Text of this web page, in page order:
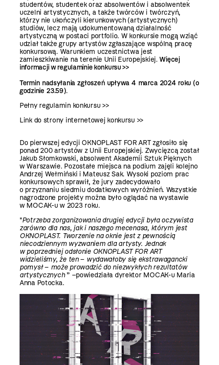
studentów, studentek oraz absolwentów i absolwentek
uczelni artystycznych, a także twórców i twórczyń,
którzy nie ukończyli kierunkowych (artystycznych)
studiów, lecz mają udokumentowaną działalność
artystyczną w postaci portfolio. W konkursie mogą wziąć
udział także grupy artystów zgłaszające wspólną pracę
konkursową. Warunkiem uczestnictwa jest
zamieszkiwanie na terenie Unii Europejskiej.Więcej
informacji w regulaminie konkursu >>
Termin nadsyłania zgłoszeń upływa 4 marca 2024 roku (o
godzinie 23.59).
Pełny regulamin konkursu >>
Link do strony internetowej konkursu >>
Do pierwszej edycji OKNOPLAST FOR ART zgłosiło się
ponad 200 artystów z Unii Europejskiej. Zwycięzcą został
Jakub Słomkowski, absolwent Akademii Sztuk Pięknych
w Warszawie. Pozostałe miejsca na podium zajęli kolejno
Andrzej Wełmiński i Mateusz Sak. Wysoki poziom prac
konkursowych sprawił, że jury zadecydowało
o przyznaniu siedmiu dodatkowych wyróżnień. Wszystkie
nagrodzone projekty można było oglądać na wystawie
w MOCAK-u w 2023 roku.
"Potrzeba zorganizowania drugiej edycji była oczywista
zarówno dla nas, jak i naszego mecenasa, którym jest
OKNOPLAST. Tworzenie na oknie jest z pewnością
niecodziennym wyzwaniem dla artysty. Jednak
w poprzedniej odsłonie OKNOPLAST FOR ART
widzieliśmy, że ten– wydawałoby się ekstrawagancki
pomysł– może prowadzić do niezwykłych rezultatów
artystycznych” –powiedziała dyrektor MOCAK-u Maria
Anna Potocka.